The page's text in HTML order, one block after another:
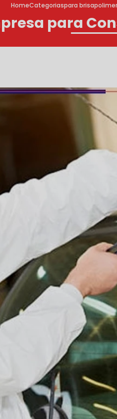
HomeCategoriaspara brisa
para